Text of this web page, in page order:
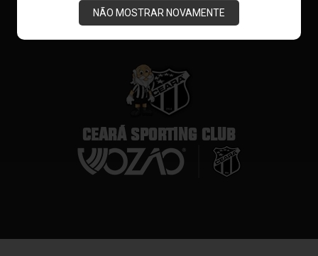
NÃO MOSTRAR NOVAMENTE
CEARÁ SPORTING CLUB